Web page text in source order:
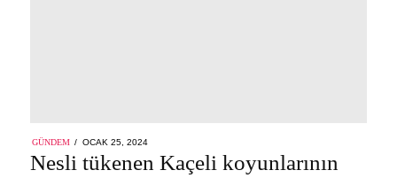
GÜNDEM
POSTED
ON
OCAK 25, 2024
10,
2024
Nesli tükenen Kaçeli koyunlarının